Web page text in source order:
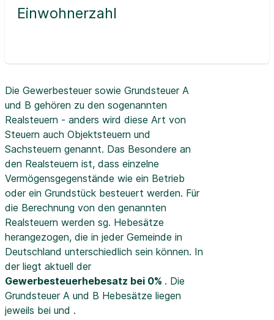
Einwohnerzahl
Die Gewerbesteuer sowie Grundsteuer A
und B gehören zu den sogenannten
Realsteuern - anders wird diese Art von
Steuern auch Objektsteuern und
Sachsteuern genannt. Das Besondere an
den Realsteuern ist, dass einzelne
Vermögensgegenstände wie ein Betrieb
oder ein Grundstück besteuert werden. Für
die Berechnung von den genannten
Realsteuern werden sg. Hebesätze
herangezogen, die in jeder Gemeinde in
Deutschland unterschiedlich sein können. In
der liegt aktuell der
Gewerbesteuerhebesatz bei 0% . Die
Grundsteuer A und B Hebesätze liegen
jeweils bei und .